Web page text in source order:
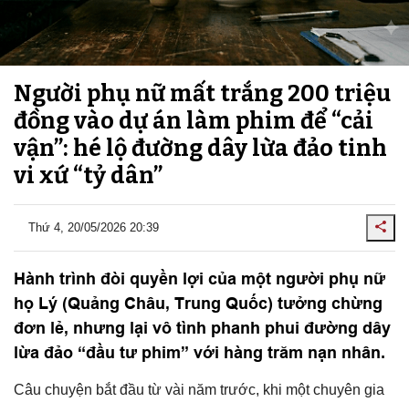
Người phụ nữ mất trắng 200 triệu
đồng vào dự án làm phim để “cải
vận”: hé lộ đường dây lừa đảo tinh
vi xứ “tỷ dân”
Thứ 4, 20/05/2026 20:39
Hành trình đòi quyền lợi của một người phụ nữ
họ Lý (Quảng Châu, Trung Quốc) tưởng chừng
đơn lẻ, nhưng lại vô tình phanh phui đường dây
lừa đảo “đầu tư phim” với hàng trăm nạn nhân.
Câu chuyện bắt đầu từ vài năm trước, khi một chuyên gia